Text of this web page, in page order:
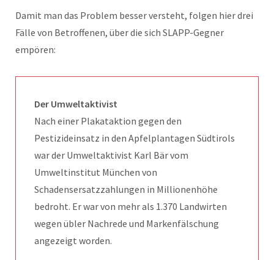
Damit man das Problem besser versteht, folgen hier drei
Fälle von Betroffenen, über die sich SLAPP-Gegner
empören:
Der Umweltaktivist
Nach einer Plakataktion gegen den
Pestizideinsatz in den Apfelplantagen Südtirols
war der Umweltaktivist Karl Bär vom
Umweltinstitut München von
Schadensersatzzahlungen in Millionenhöhe
bedroht. Er war von mehr als 1.370 Landwirten
wegen übler Nachrede und Markenfälschung
angezeigt worden.